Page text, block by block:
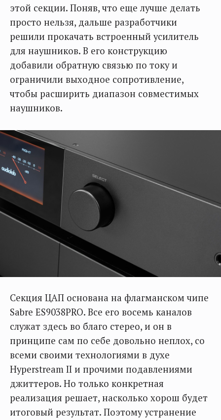
этой секции. Поняв, что еще лучше делать
просто нельзя, дальше разработчики
решили прокачать встроенный усилитель
для наушников. В его конструкцию
добавили обратную связью по току и
ограничили выходное сопротивление,
чтобы расширить диапазон совместимых
наушников.
Секция ЦАП основана на флагманском чипе
Sabre ES9038PRO. Все его восемь каналов
служат здесь во благо стерео, и он в
принципе сам по себе довольно неплох, со
всеми своими технологиями в духе
Hyperstream II и прочими подавлениями
джиттеров. Но только конкретная
реализация решает, насколько хорош будет
итоговый результат. Поэтому устранение